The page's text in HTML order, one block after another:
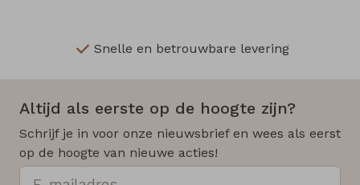
Snelle en betrouwbare levering
Altijd als eerste op de hoogte zijn?
Schrijf je in voor onze nieuwsbrief en wees als eerst
op de hoogte van nieuwe acties!